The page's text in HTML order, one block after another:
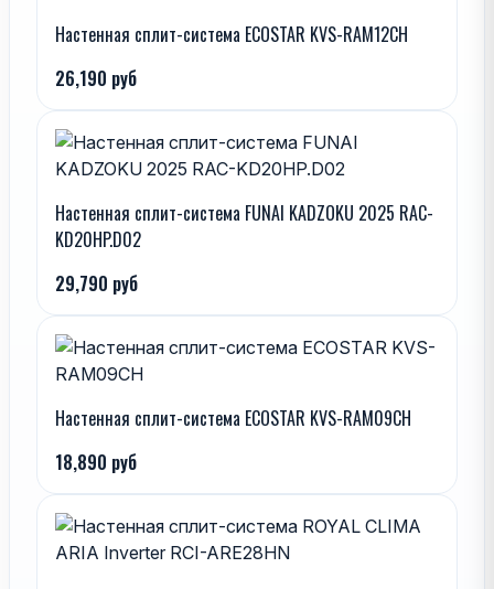
Настенная сплит-система ECOSTAR KVS-RAM12CH
26,190 руб
Настенная сплит-система FUNAI KADZOKU 2025 RAC-
KD20HP.D02
29,790 руб
Настенная сплит-система ECOSTAR KVS-RAM09CH
18,890 руб